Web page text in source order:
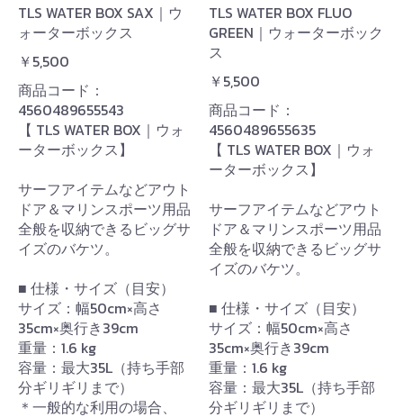
TLS WATER BOX SAX｜ウ
ォーターボックス
￥5,500
商品コード：
4560489655543
【 TLS WATER BOX｜ウォ
ーターボックス】
サーフアイテムなどアウト
ドア＆マリンスポーツ用品
全般を収納できるビッグサ
イズのバケツ。
■ 仕様・サイズ（目安）
サイズ：幅50cm×高さ
35cm×奥行き39cm
重量：1.6 kg
容量：最大35L（持ち手部
分ギリギリまで）
＊一般的な利用の場合、
TLS WATER BOX FLUO
GREEN｜ウォーターボック
ス
￥5,500
商品コード：
4560489655635
【 TLS WATER BOX｜ウォ
ーターボックス】
サーフアイテムなどアウト
ドア＆マリンスポーツ用品
全般を収納できるビッグサ
イズのバケツ。
■ 仕様・サイズ（目安）
サイズ：幅50cm×高さ
35cm×奥行き39cm
重量：1.6 kg
容量：最大35L（持ち手部
分ギリギリまで）